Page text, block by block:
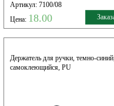
Артикул: 7100/08
Цена: 18.00
Держатель для ручки, темно-
самоклеющийся, PU